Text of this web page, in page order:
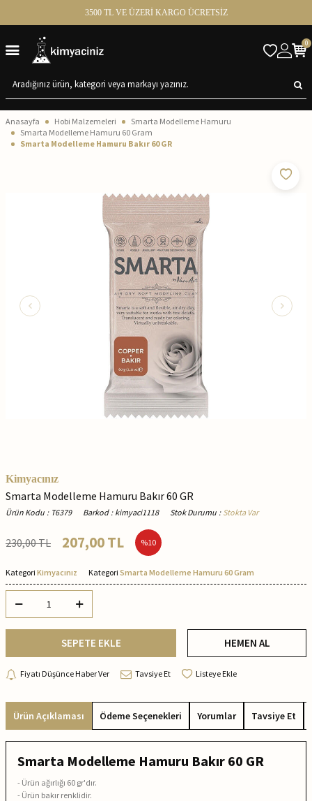
3500 TL VE ÜZERİ KARGO ÜCRETSİZ
0
Anasayfa Hobi Malzemeleri
Smarta Modelleme Hamuru
Smarta Modelleme Hamuru 60 Gram
Smarta Modelleme Hamuru Bakır 60 GR
Kimyacınız
Smarta Modelleme Hamuru Bakır 60 GR
Ürün Kodu : T6379 Barkod : kimyaci1118 Stok Durumu : Stokta Var
230,00TL 207,00TL %10
Kategori Kimyacınız Kategori Smarta Modelleme Hamuru 60 Gram
SEPETE EKLE HEMEN AL
Fiyatı Düşünce Haber Ver Tavsiye Et Listeye Ekle
Ürün Açıklaması Ödeme Seçenekleri Yorumlar Tavsiye Et
Smarta Modelleme Hamuru Bakır 60 GR
- Ürün ağırlığı 60 gr'dır.
- Ürün bakır renklidir.